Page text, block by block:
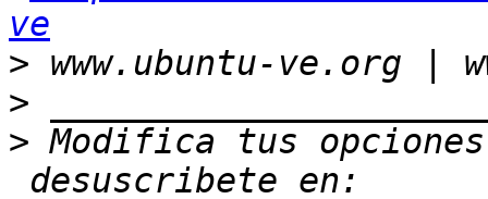
ve
>
>
> Modifica tus